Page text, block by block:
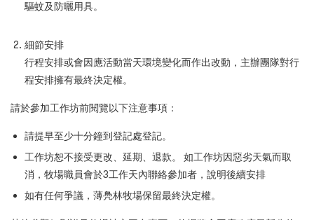
驅蚊及防曬用具。
細節安排
行程安排或會因應活動當天環境變化而作出改動，主辦團隊對行
程安排擁有最終決定權。
請於參加工作坊前閱覽以下注意事項：
請提早至少十分鐘到登記處登記。
工作坊恕不接受更改、延期、退款。
如工作坊因惡劣天氣而取
消，牧場職員會於3工作天內聯絡參加者，說明後續安排
如有任何爭議，薄鳧林牧場保留最終決定權。